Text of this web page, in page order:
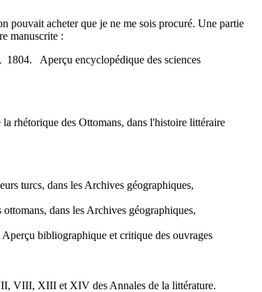
pouvait acheter que je ne me sois procuré. Une partie
manuscrite :
1804. Aperçu encyclopédique des sciences
rhétorique des Ottomans, dans l'histoire littéraire
turcs, dans les Archives géographiques,
dans les Archives géographiques,
bibliographique et critique des ouvrages
VIII, XIII et XIV des Annales de la littérature.